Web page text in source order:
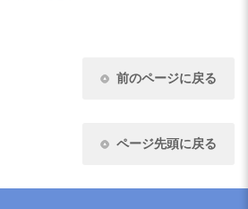
前のページに戻る
ページ先頭に戻る